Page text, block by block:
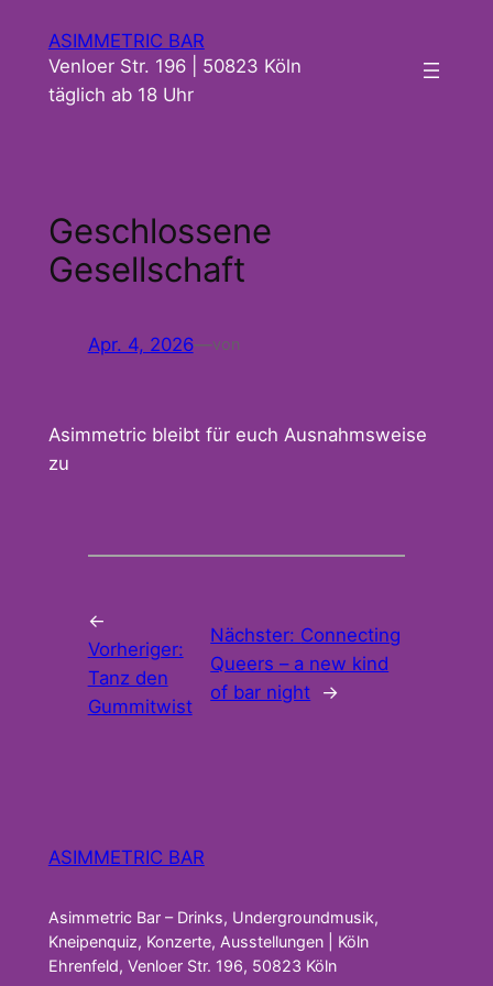
Inhalt
springen
ASIMMETRIC BAR
Venloer Str. 196 | 50823 Köln
täglich ab 18 Uhr
Geschlossene
Gesellschaft
Apr. 4, 2026—von
Asimmetric bleibt für euch Ausnahmsweise
zu
←
Vorheriger:
Tanz den
Gummitwist
Nächster: Connecting
Queers – a new kind
of bar night →
ASIMMETRIC BAR
Asimmetric Bar – Drinks, Undergroundmusik,
Kneipenquiz, Konzerte, Ausstellungen | Köln
Ehrenfeld, Venloer Str. 196, 50823 Köln